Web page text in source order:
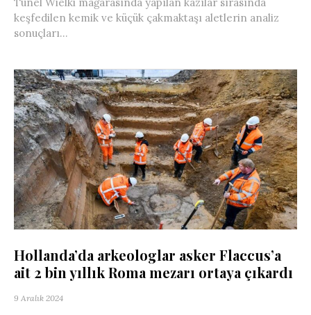
keşfedilen kemik ve küçük çakmaktaşı aletlerin analiz
sonuçları...
Hollanda’da arkeologlar asker Flaccus’a
ait 2 bin yıllık Roma mezarı ortaya çıkardı
9 Aralık 2024